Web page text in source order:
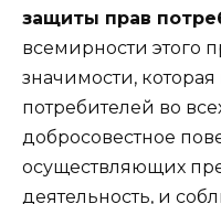
защиты прав
всемирности этого
значимости,
потребителей во
добросовестное
осуществляющих
деятельность, и